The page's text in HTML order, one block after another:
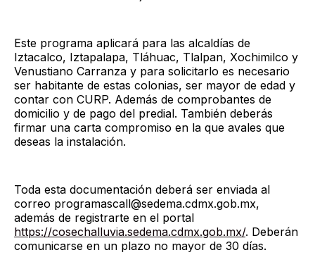
Este programa aplicará para las alcaldías de
Iztacalco, Iztapalapa, Tláhuac, Tlalpan, Xochimilco y
Venustiano Carranza y para solicitarlo es necesario
ser habitante de estas colonias, ser mayor de edad y
contar con CURP. Además de comprobantes de
domicilio y de pago del predial. También deberás
firmar una carta compromiso en la que avales que
deseas la instalación.
Toda esta documentación deberá ser enviada al
correo programascall@sedema.cdmx.gob.mx,
además de registrarte en el portal
https://cosechalluvia.sedema.cdmx.gob.mx/. Deberán
comunicarse en un plazo no mayor de 30 días.